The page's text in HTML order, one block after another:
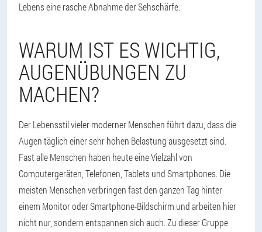
Lebens eine rasche Abnahme der Sehschärfe.
WARUM IST ES WICHTIG,
AUGENÜBUNGEN ZU
MACHEN?
Der Lebensstil vieler moderner Menschen führt dazu, dass die
Augen täglich einer sehr hohen Belastung ausgesetzt sind.
Fast alle Menschen haben heute eine Vielzahl von
Computergeräten, Telefonen, Tablets und Smartphones. Die
meisten Menschen verbringen fast den ganzen Tag hinter
einem Monitor oder Smartphone-Bildschirm und arbeiten hier
nicht nur, sondern entspannen sich auch. Zu dieser Gruppe